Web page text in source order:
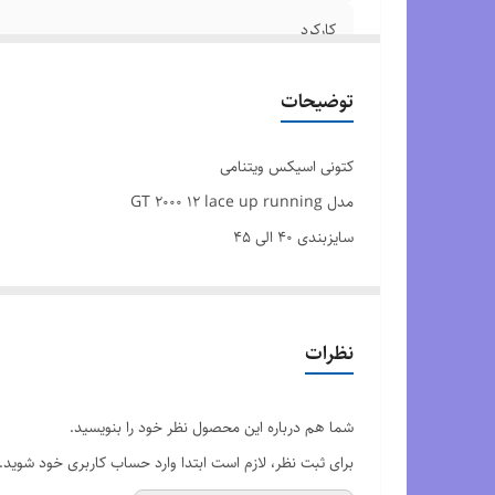
کارکرد
توضیحات
کتونی اسیکس ویتنامی
مدل GT 2000 12 lace up running
سایزبندی ۴۰ الی ۴۵
نظرات
شما هم درباره این محصول نظر خود را بنویسید.
برای ثبت نظر، لازم است ابتدا وارد حساب کاربری خود شوید.